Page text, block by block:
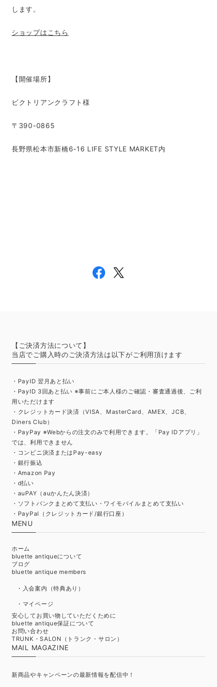
します。
ショップはこちら
【開催場所】
ビクトリアンクラフト様
〒390-0865
長野県松本市新橋6-16 LIFE STYLE MARKET内
【ご決済方法について】
当店でご購入時のご決済方法は以下がご利用頂けます
・PayID 翌月あと払い
・PayID 3回あと払い ※事前にご本人様のご確認・審査通過後、ご利
用いただけます
・クレジットカード決済（VISA、MasterCard、AMEX、JCB、
Diners Club）
・PayPay ※Webからの注文のみで利用できます。「Pay IDアプリ」
では、利用できません
・コンビニ決済またはPay-easy
・銀行振込
・Amazon Pay
・d払い
・auPAY（auかんたん決済）
・ソフトバンクまとめて支払い・ワイモバイルまとめて支払い
・PayPal（クレジットカード/銀行口座）
MENU
ホーム
bluette antiqueについて
ブログ
bluette antique members
・入会案内（特典あり）
・マイページ
安心してお買い物していただくために
bluette antique保証について
お問い合わせ
TRUNK・SALON（トランク・サロン）
MAIL MAGAZINE
新商品やキャンペーンの最新情報を配信中！